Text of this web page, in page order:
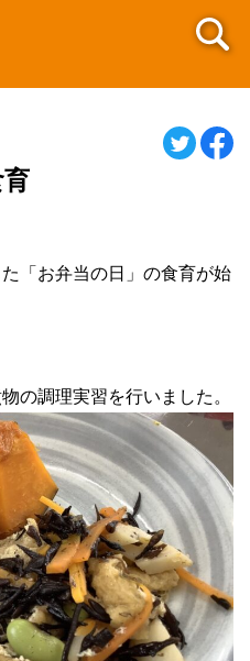
育
「お弁当の日」の食育が始
の調理実習を行いました。